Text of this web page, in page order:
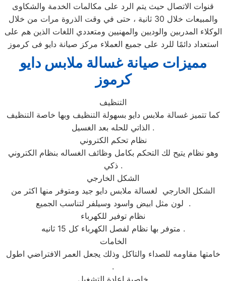
قنوات الاتصال حيث يتم الرد على مكالمات الخدمة والشكاوى
والمبيعات خلال 30 ثانية ، حتى في وقت الذروة مرات من خلال
الوكلاء المدربين والوديين والمهنيين ومتعددي اللغات الذين هم على
استعداد دائمًا للرد على جميع العملاء مركز صيانة دايو فى كرموز
مميزات صيانة غسالة ملابس دايو
كرموز
التنظيف
كما تتميز غسالة ملابس دايو بسهولة التنظيف وبها خاصة التنظيف
الذاتي للحله بعد الغسيل .
نظام تحكم الكتروني
وهو نظام يتيح لك التحكم بكامل وظائف الغساله بنظام الكتروني
ذكي .
الشكل الخارجي
الشكل الخارجي لغسالة ملابس دايو جيد ومتوفر منها اكثر من
لون مثل ابيض واسود وسيلفر لتناسب الجميع .
نظام توفير للكهرباء
متوفر بها نظام لفصل الكهرباء كل 15 ثانيه .
الخامات
خامتها مقاومه للصداء والتاكل وذلك يجعل العمر الافتراضي اطول
.
خاصية اعادة التشغيل